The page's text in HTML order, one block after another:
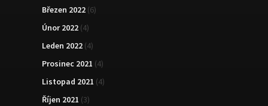
Březen 2022 (6)
Únor 2022 (4)
Leden 2022 (4)
Prosinec 2021 (4)
Listopad 2021 (4)
Říjen 2021 (3)